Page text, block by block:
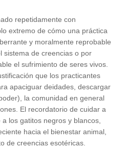
repetidamente con
extremo de cómo una práctica
y moralmente reprobable
sistema de creencias o por
el sufrimiento de seres vivos.
que los practicantes
apaciguar deidades, descargar
la comunidad en general
El recordatorio de cuidar a
los gatitos negros y blancos,
hacia el bienestar animal,
de creencias esotéricas.